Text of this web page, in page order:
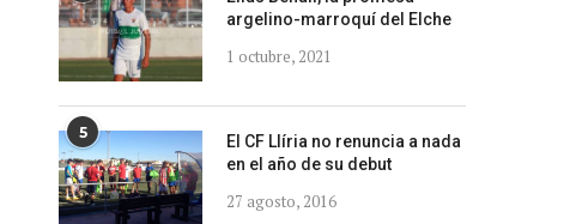
argelino-marroquí del Elche
1 octubre, 2021
5
El CF Llíria no renuncia a nada
en el año de su debut
27 agosto, 2016